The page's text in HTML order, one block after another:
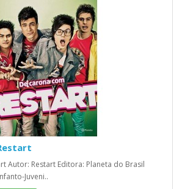
Autor: Restart Editora: Planeta do Brasil
Juveni..